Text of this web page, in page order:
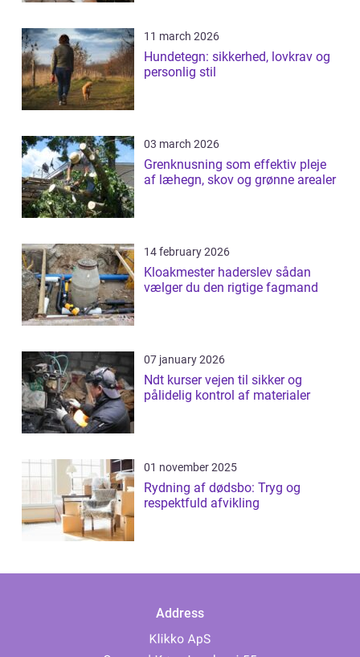
11 march 2026
Hundetegn: sikkerhed, lovkrav og
personlig stil
03 march 2026
Grenknusning som effektiv pleje
af læhegn, skov og grønne arealer
14 february 2026
Kloakmester haderslev sådan
vælger du den rigtige fagmand
07 january 2026
Ndt kurser vejen til sikker og
pålidelig kontrol af materialer
01 november 2025
Rydning af dødsbo: Tryg og
respektfuld afvikling
Address